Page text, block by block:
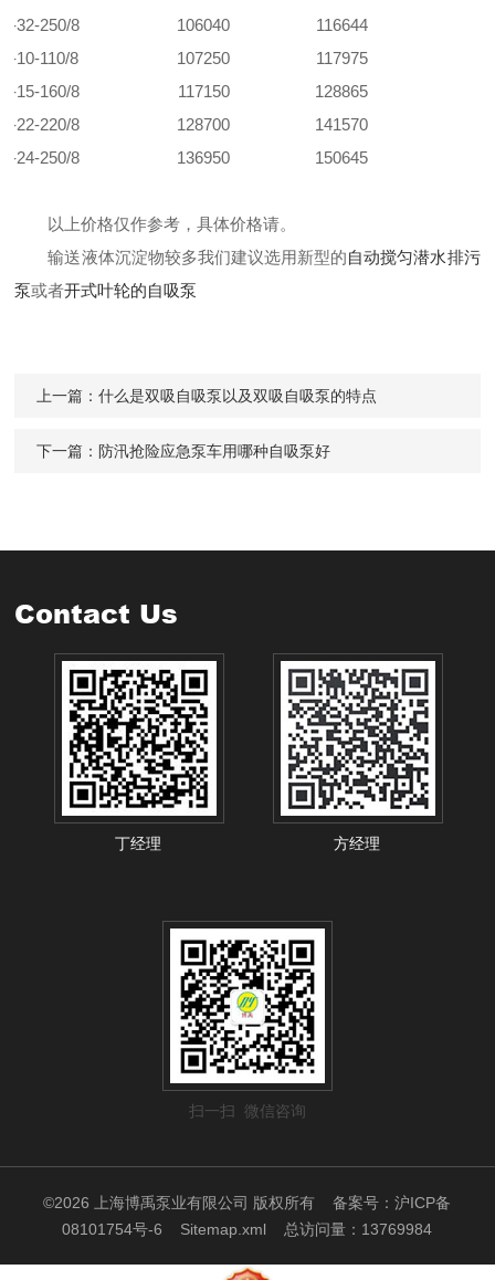
32-250/8
106040
116644
10-110/8
107250
117975
15-160/8
117150
128865
22-220/8
128700
141570
24-250/8
136950 150645
以上价格仅作参考，具体价格请。
输送液体沉淀物较多我们建议选用新型的自动搅匀潜水排污
泵或者开式叶轮的自吸泵
上一篇：什么是双吸自吸泵以及双吸自吸泵的特点
下一篇： 防汛抢险应急泵车用哪种自吸泵好
Contact Us
丁经理 方经理
扫一扫 微信咨询
©2026 上海博禹泵业有限公司 版权所有备案号：沪ICP备
08101754号-6
Sitemap.xml 总访问量：13769984